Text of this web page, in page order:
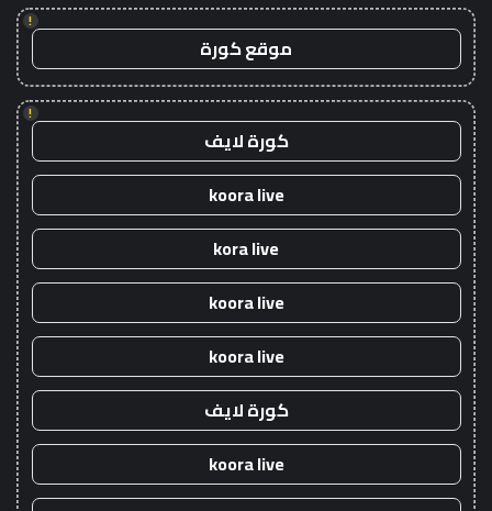
!
موقع كورة
!
كورة لايف
koora live
kora live
koora live
koora live
كورة لايف
koora live